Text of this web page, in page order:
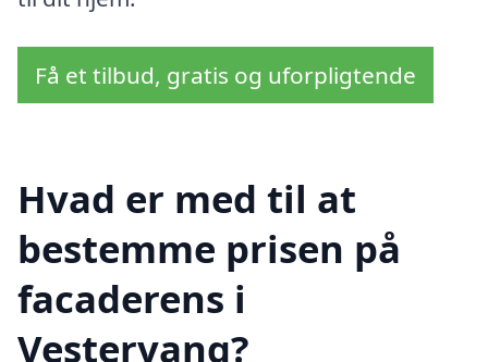
Få et tilbud, gratis og uforpligtende
Hvad er med til at
bestemme prisen på
facaderens i
Vestervang?